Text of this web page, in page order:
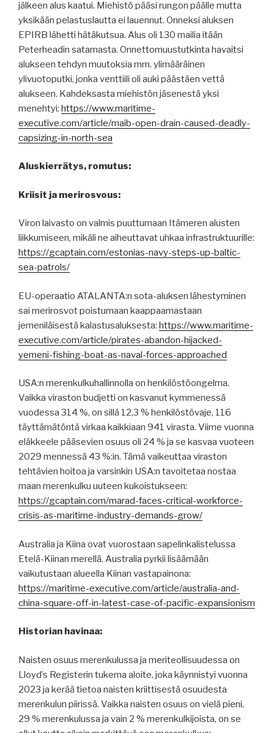
jälkeen alus kaatui. Miehistö pääsi rungon päälle mutta
yksikään pelastuslautta ei lauennut. Onneksi aluksen
EPIRB lähetti hätäkutsua. Alus oli 130 mailia itään
Peterheadin satamasta. Onnettomuustutkinta havaitsi
alukseen tehdyn muutoksia mm. ylimääräinen
ylivuotoputki, jonka venttiili oli auki päästäen vettä
alukseen. Kahdeksasta miehistön jäsenestä yksi
menehtyi: https://www.maritime-
executive.com/article/maib-open-drain-caused-deadly-
capsizing-in-north-sea
Aluskierrätys, romutus:
Kriisit ja merirosvous:
Viron laivasto on valmis puuttumaan Itämeren alusten
liikkumiseen, mikäli ne aiheuttavat uhkaa infrastruktuurille:
https://gcaptain.com/estonias-navy-steps-up-baltic-
sea-patrols/
EU-operaatio ATALANTA:n sota-aluksen lähestyminen
sai merirosvot poistumaan kaappaamastaan
jemeniläisestä kalastusaluksesta: https://www.maritime-
executive.com/article/pirates-abandon-hijacked-
yemeni-fishing-boat-as-naval-forces-approached
USA:n merenkulkuhallinnolla on henkilöstöongelma.
Vaikka viraston budjetti on kasvanut kymmenessä
vuodessa 314 %, on sillä 12,3 % henkilöstövaje, 116
täyttämätöntä virkaa kaikkiaan 941 virasta. Viime vuonna
eläkkeele pääsevien osuus oli 24 % ja se kasvaa vuoteen
2029 mennessä 43 %:in. Tämä vaikeuttaa viraston
tehtävien hoitoa ja varsinkin USA:n tavoitetaa nostaa
maan merenkulku uuteen kukoistukseen:
https://gcaptain.com/marad-faces-critical-workforce-
crisis-as-maritime-industry-demands-grow/
Australia ja Kiina ovat vuorostaan sapelinkalistelussa
Etelä-Kiinan merellä. Australia pyrkii lisäämään
vaikutustaan alueella Kiinan vastapainona:
https://maritime-executive.com/article/australia-and-
china-square-off-in-latest-case-of-pacific-expansionism
Historian havinaa:
Naisten osuus merenkulussa ja meriteollisuudessa on
Lloyd’s Registerin tukema aloite, joka käynnistyi vuonna
2023 ja kerää tietoa naisten kriittisestä osuudesta
merenkulun piirissä. Vaikka naisten osuus on vielä pieni,
29 % merenkulussa ja vain 2 % merenkulkijoista, on se